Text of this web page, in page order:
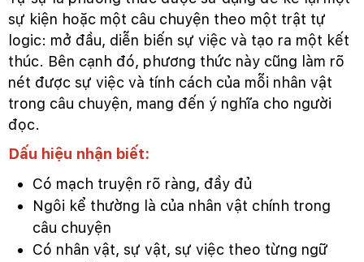
sự kiện hoặc một câu chuyện theo một trật tự
logic: mở đầu, diễn biến sự việc và tạo ra một kết
thúc. Bên cạnh đó, phương thức này cũng làm rõ
nét được sự việc và tính cách của mỗi nhân vật
trong câu chuyện, mang đến ý nghĩa cho người
đọc.
Dấu hiệu nhận biết:
Có mạch truyện rõ ràng, đầy đủ
Ngôi kể thường là của nhân vật chính trong
câu chuyện
Có nhân vật, sự vật, sự việc theo từng ngữ